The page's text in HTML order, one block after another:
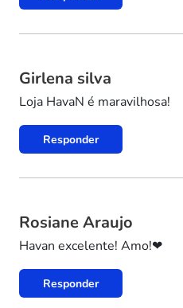
Girlena silva
Loja HavaN é maravilhosa!
Responder
Rosiane Araujo
Havan excelente! Amo!❤
Responder